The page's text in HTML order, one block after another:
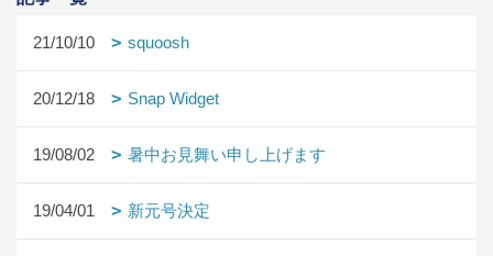
21/10/10 squoosh
20/12/18 Snap Widget
19/08/02 暑中お見舞い申し上げます
19/04/01 新元号決定